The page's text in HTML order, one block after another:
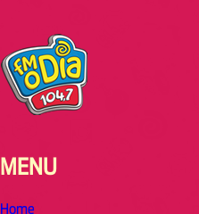
MENU
Home